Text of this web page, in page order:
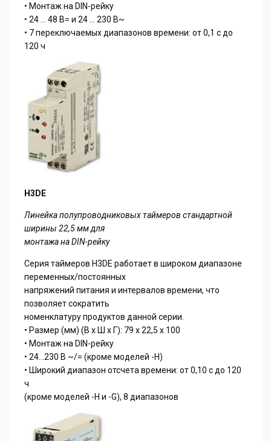
• Монтаж на DIN-рейку
• 24 … 48 В= и 24 … 230 В~
• 7 переключаемых диапазонов времени: от 0,1 с до
120 ч
H3DE
Линейка полупроводниковых таймеров стандартной
ширины 22,5 мм для
монтажа на DIN-рейку
Серия таймеров H3DE работает в широком диапазоне
переменных/постоянных
напряжений питания и интервалов времени, что
позволяет сократить
номенклатуру продуктов данной серии.
• Размер (мм) (В x Ш x Г): 79 x 22,5 x 100
• Монтаж на DIN-рейку
• 24...230 В ~/= (кроме моделей -H)
• Широкий диапазон отсчета времени: от 0,10 с до 120
ч
(кроме моделей -H и -G), 8 диапазонов